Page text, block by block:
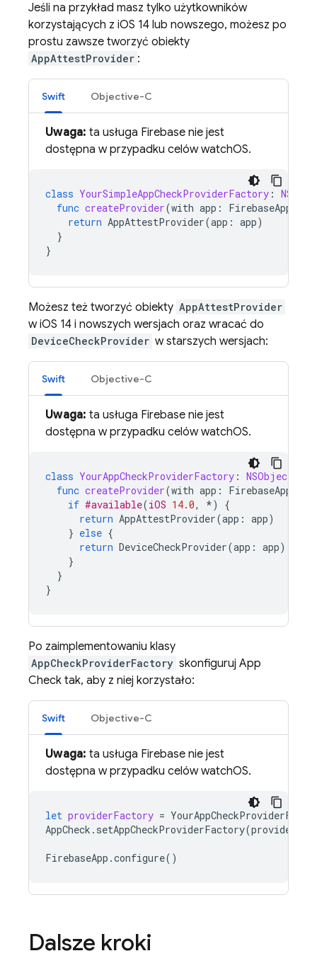
Jeśli na przykład masz tylko użytkowników
korzystających z iOS 14 lub nowszego, możesz po
prostu zawsze tworzyć obiekty
AppAttestProvider :
Swift Objective-C
Uwaga: ta usługa Firebase nie jest
dostępna w przypadku celów watchOS.
class YourSimpleAppCheckProviderFactory :
func createProvider(with app : FirebaseApp
return AppAttestProvider(app : app)
}
}
Możesz też tworzyć obiekty AppAttestProvider
w iOS 14 i nowszych wersjach oraz wracać do
DeviceCheckProvider w starszych wersjach:
Swift Objective-C
Uwaga: ta usługa Firebase nie jest
dostępna w przypadku celów watchOS.
class YourAppCheckProviderFactory : NSObject
func createProvider(with app : FirebaseApp
if #available(iOS 14.0, *)
{
return AppAttestProvider(app : app)
} else {
return DeviceCheckProvider(app : app)
}
}
}
Po zaimplementowaniu klasy
AppCheckProviderFactory skonfiguruj App
Check tak, aby z niej korzystało:
Swift Objective-C
Uwaga: ta usługa Firebase nie jest
dostępna w przypadku celów watchOS.
let providerFactory =
AppCheck . setAppCheckProviderFactory(
FirebaseApp .configure()
Dalsze kroki